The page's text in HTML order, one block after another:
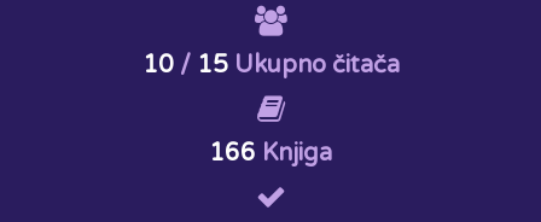
10/ 15Ukupno čitača
166 Knjiga